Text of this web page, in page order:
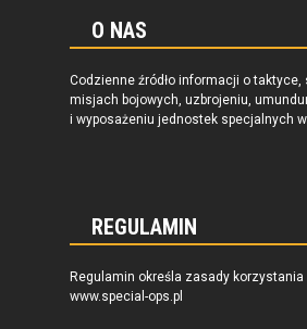
O NAS
Codzienne źródło informacji o taktyce,
misjach bojowych, uzbrojeniu,
i wyposażeniu jednostek specjalnych
REGULAMIN
Regulamin określa zasady korzystania
www.special-ops.pl